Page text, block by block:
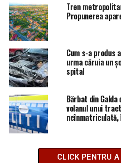
Tren
Propunerea
Cum s-a produs
urma căruia un
spital
Bărbat din
volanul unui
CLICK PENTRU